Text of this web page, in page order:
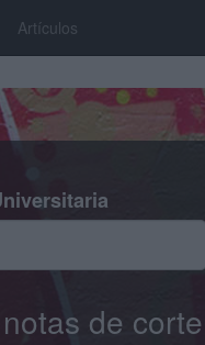
Artículos
de